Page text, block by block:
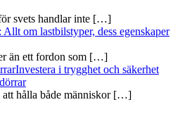
svets handlar inte […]
om lastbilstyper, dess egenskaper
än ett fordon som […]
Investera i trygghet och säkerhet
hålla både människor […]